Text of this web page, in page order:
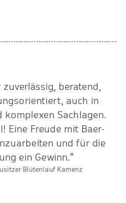
zuverlässig, beratend,
auch in
Sachlagen.
Eine Freude mit Baer-
und für die
ein Gewinn."
Blütenlauf Kamenz